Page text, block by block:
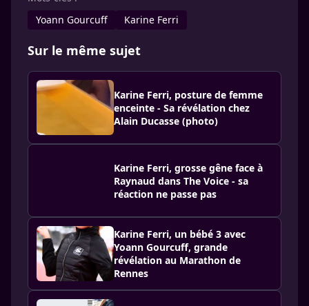
Yoann Gourcuff
Karine Ferri
Sur le même sujet
Karine Ferri, posture de femme
enceinte - Sa révélation chez
Alain Ducasse (photo)
Karine Ferri, grosse gêne face à
Raynaud dans The Voice - sa
réaction ne passe pas
Karine Ferri, un bébé 3 avec
Yoann Gourcuff, grande
révélation au Marathon de
Rennes